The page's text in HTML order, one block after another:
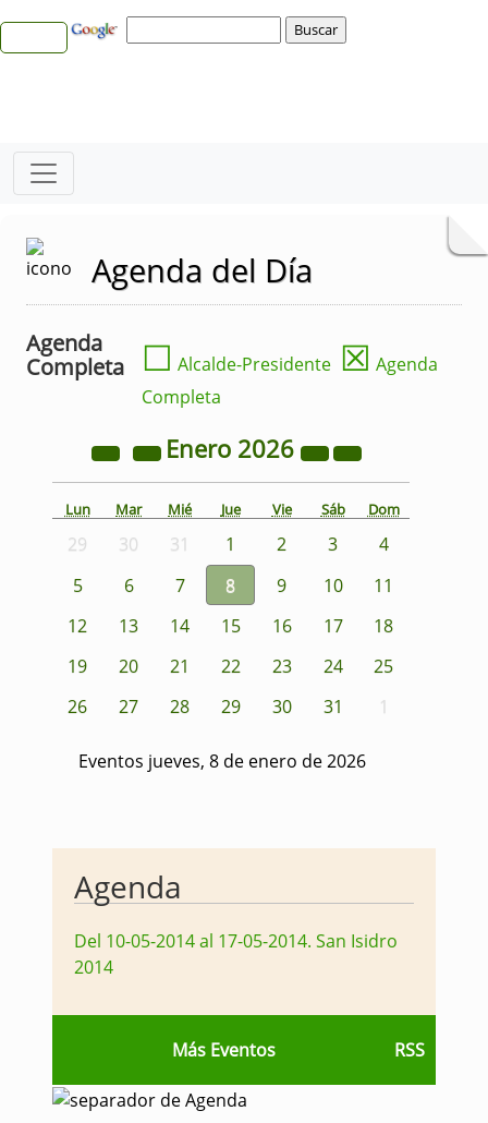
Agenda del Día
Agenda
Completa
☐ Alcalde-Presidente ☒ Agenda
Completa
Enero 2026
Lun Mar Mié Jue Vie Sáb Dom
29 30 31 1 2 3
4
5
6 7 8 9 10
11
12
13 14 15 16 17
18
19
20 21 22 23 24
25
26
27 28 29 30 31 1
Eventos jueves, 8 de enero de 2026
Agenda
Del 10-05-2014 al 17-05-2014. San Isidro
2014
Más Eventos RSS